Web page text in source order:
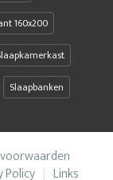
160x200
Slaapbanken
Policy Links